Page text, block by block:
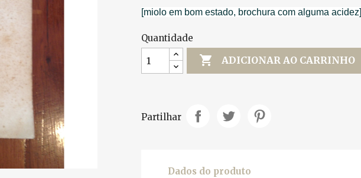
[miolo em bom estado, brochura com alguma acidez]
Quantidade
 ADICIONAR AO CARRINHO
Partilhar
Dados do produto